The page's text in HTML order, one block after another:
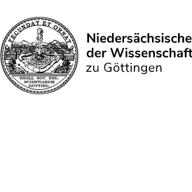
Suchen